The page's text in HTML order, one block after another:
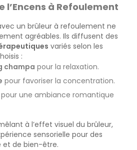
l’Encens à Refoulement
un brûleur à refoulement ne
agréables. Ils diffusent des
variés selon les
:
champa pour la relaxation.
pour favoriser la concentration.
pour une ambiance romantique
à l’effet visuel du brûleur,
sensorielle pour des
de bien-être.